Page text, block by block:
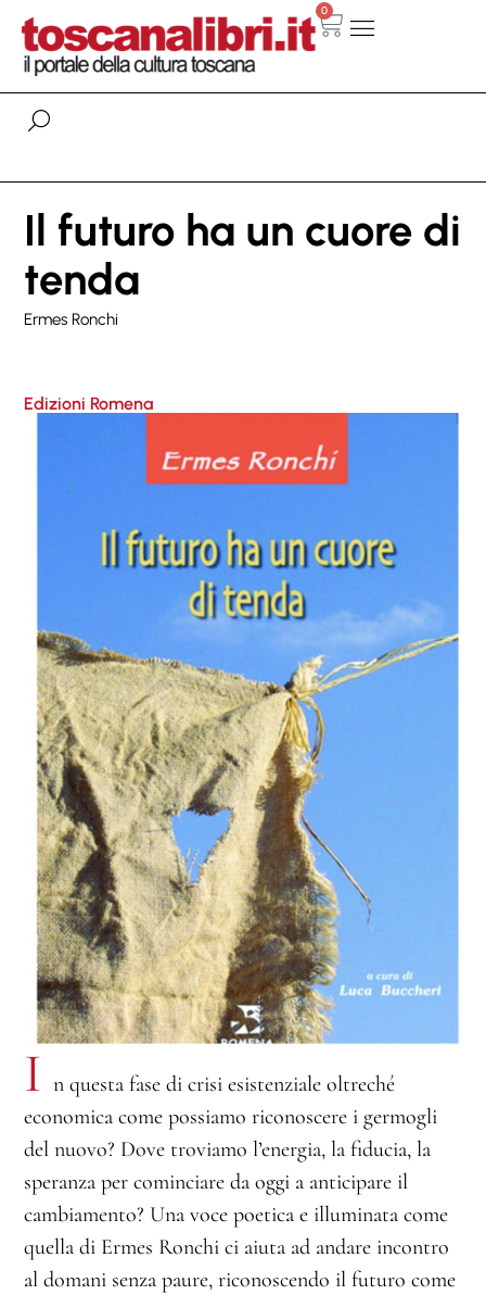
0
Il futuro ha un cuore di
tenda
Ermes Ronchi
Edizioni Romena
I n questa fase di crisi esistenziale oltreché
economica come possiamo riconoscere i germogli
del nuovo? Dove troviamo l’energia, la fiducia, la
speranza per cominciare da oggi a anticipare il
cambiamento? Una voce poetica e illuminata come
quella di Ermes Ronchi ci aiuta ad andare incontro
al domani senza paure, riconoscendo il futuro come